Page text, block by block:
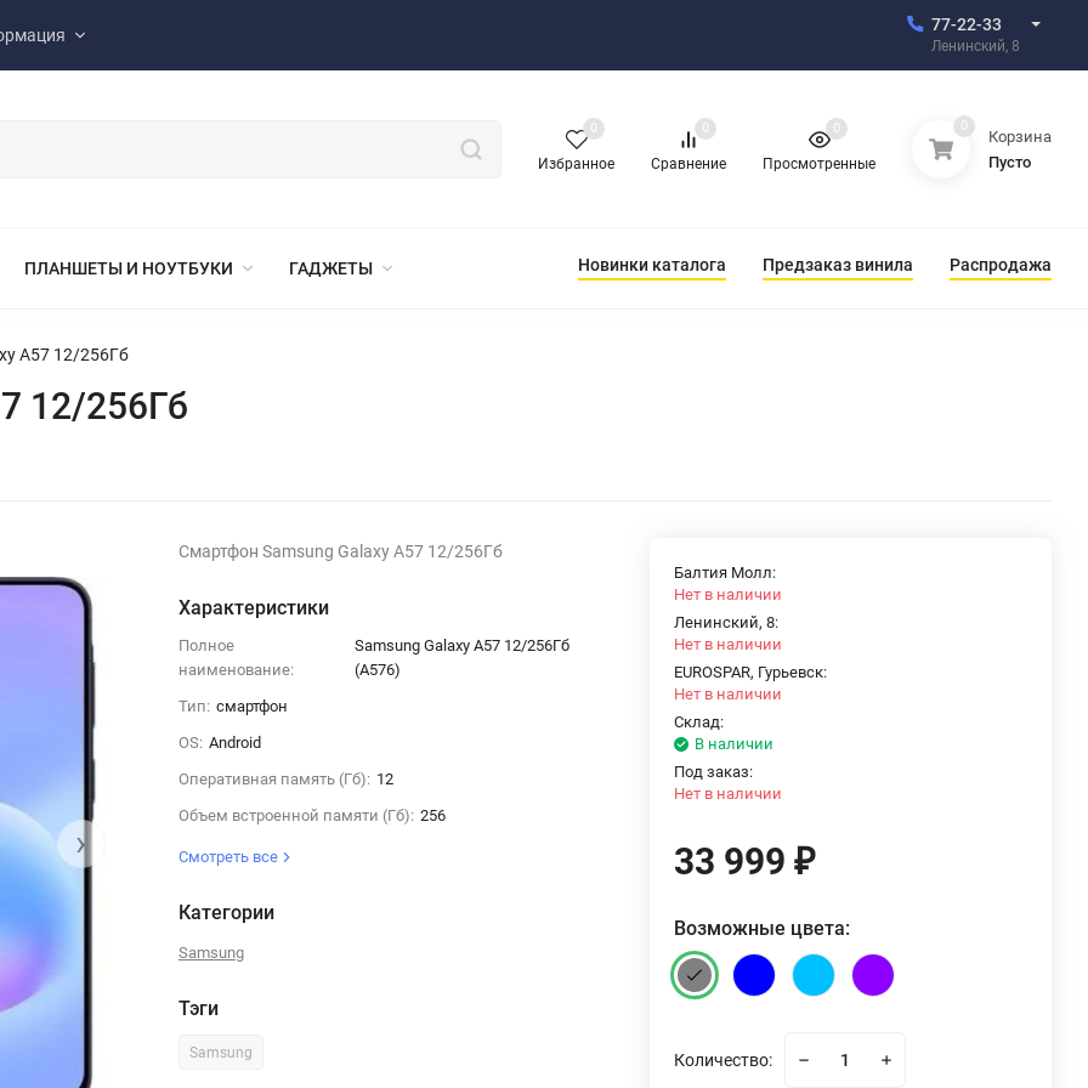
77-22-33
Ленинский, 8
Избранное
0
Сравнение
0
Просмотренные
0 0
Корзина
Пусто
ПЛАНШЕТЫ И НОУТБУКИ ГАДЖЕТЫ Новинки каталога Предзаказ винила Распродажа
A57 12/256Гб
12/256Гб
›
Смартфон Samsung Galaxy A57 12/256Гб
Характеристики
Полное
наименование:
Samsung Galaxy A57 12/256Гб
(A576)
Тип: смартфон
OS: Android
Оперативная память (Гб): 12
Объем встроенной памяти (Гб): 256
Смотреть все
Категории
Samsung
Тэги
Samsung
Балтия Молл:
Нет в наличии
Ленинский, 8:
Нет в наличии
EUROSPAR, Гурьевск:
Нет в наличии
Склад:
В наличии
Под заказ:
Нет в наличии
33 999₽
Возможные цвета:
Количество: